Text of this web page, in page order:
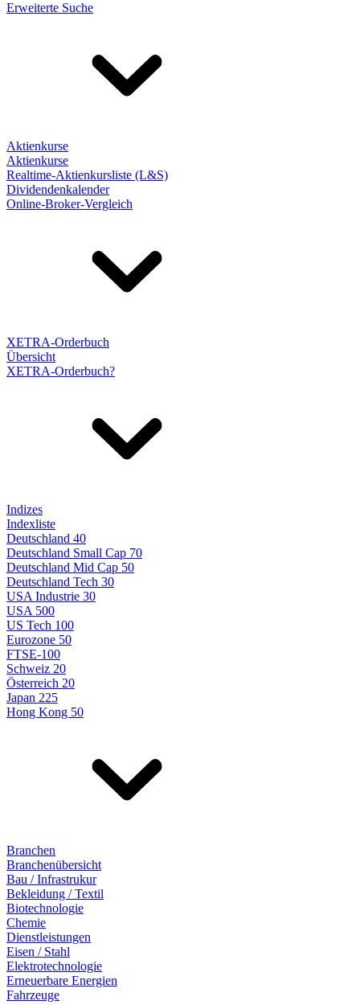
Erweiterte Suche
Aktienkurse
Aktienkurse
Realtime-Aktienkursliste (L&S)
Dividendenkalender
Online-Broker-Vergleich
XETRA-Orderbuch
Übersicht
XETRA-Orderbuch?
Indizes
Indexliste
Deutschland 40
Deutschland Small Cap 70
Deutschland Mid Cap 50
Deutschland Tech 30
USA Industrie 30
USA 500
US Tech 100
Eurozone 50
FTSE-100
Schweiz 20
Österreich 20
Japan 225
Hong Kong 50
Branchen
Branchenübersicht
Bau / Infrastrukur
Bekleidung / Textil
Biotechnologie
Chemie
Dienstleistungen
Eisen / Stahl
Elektrotechnologie
Erneuerbare Energien
Fahrzeuge